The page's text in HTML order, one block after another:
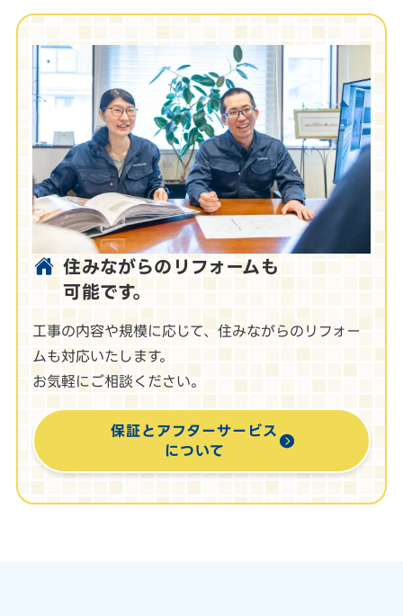
住みながらのリフォームも
可能です。
工事の内容や規模に応じて、住みながらのリフォー
ムも対応いたします。
お気軽にご相談ください。
保証とアフターサービス
について